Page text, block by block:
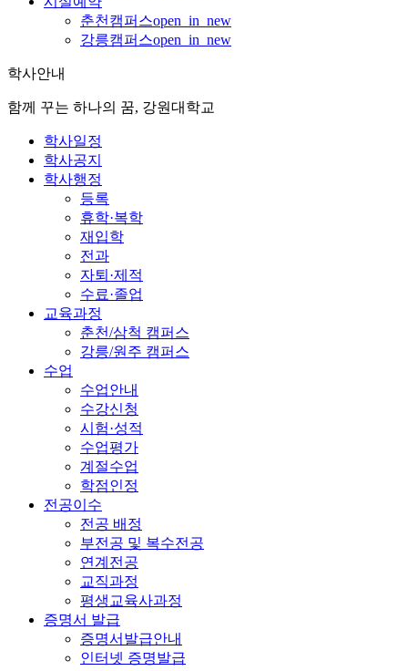
춘천캠퍼스open_in_new
강릉캠퍼스open_in_new
학사안내
함께 꾸는 하나의 꿈, 강원대학교
학사일정
학사공지
학사행정
등록
휴학·복학
재입학
전과
자퇴·제적
수료·졸업
교육과정
춘천/삼척 캠퍼스
강릉/원주 캠퍼스
수업
수업안내
수강신청
시험·성적
수업평가
계절수업
학점인정
전공이수
전공 배정
부전공 및 복수전공
연계전공
교직과정
평생교육사과정
증명서 발급
증명서발급안내
인터넷 증명발급